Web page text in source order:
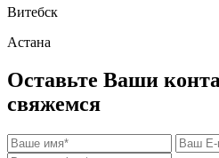
Витебск
Астана
Оставьте Ваши
свяжемся